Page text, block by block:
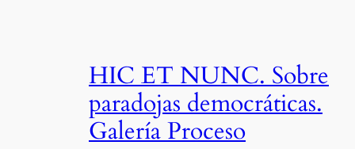
HIC ET NUNC. Sobre
paradojas democráticas.
Galería Proceso